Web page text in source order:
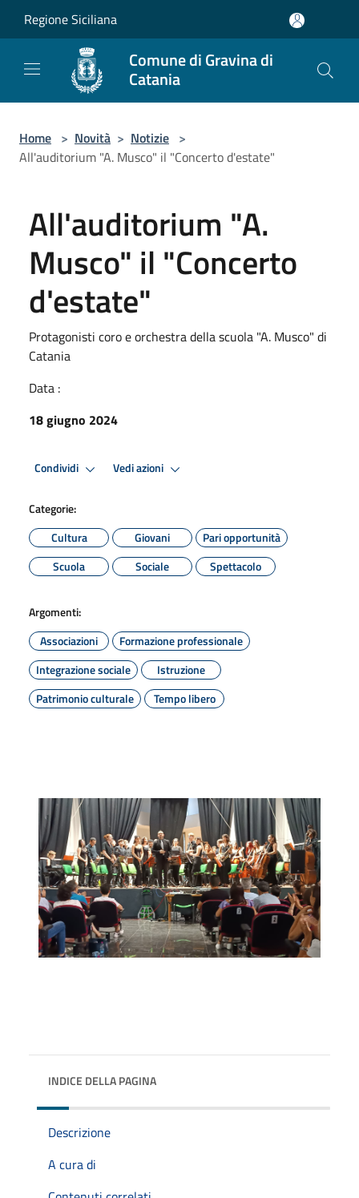
Regione Siciliana
Comune di Gravina di
Catania
Home > Novità > Notizie >
All'auditorium "A. Musco" il "Concerto d'estate"
All'auditorium "A.
Musco" il "Concerto
d'estate"
Protagonisti coro e orchestra della scuola "A. Musco" di
Catania
Data :
18 giugno 2024
Condividi Vedi azioni
Categorie:
Cultura
Giovani
Pari opportunità
Scuola
Sociale Spettacolo
Argomenti:
Associazioni
Formazione professionale
Integrazione sociale
Istruzione
Patrimonio culturale
Tempo libero
INDICE DELLA PAGINA
Descrizione
A cura di